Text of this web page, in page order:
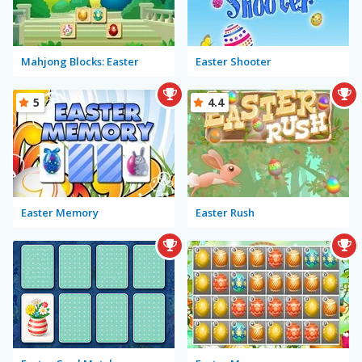
Mahjong Blocks: Easter Easter Shooter
Easter Memory
5
Easter Rush
4.4